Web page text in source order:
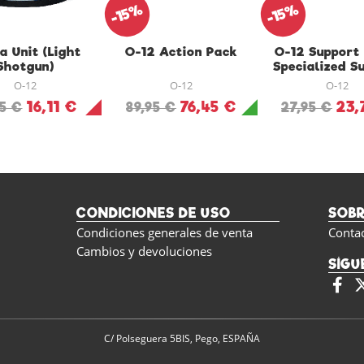
Unit (Light
O-12
€ 16,11 €
O-12 Action Pack
O-12
89,95 € 76,45 €
-15%
O-12 Support
Specialized
UnitO-12
27,95 €
-15%
CONDICIONES DE USO
Condiciones generales de venta
Cambios y devoluciones
C/ Polseguera 5BIS, Pego, ESPAÑA